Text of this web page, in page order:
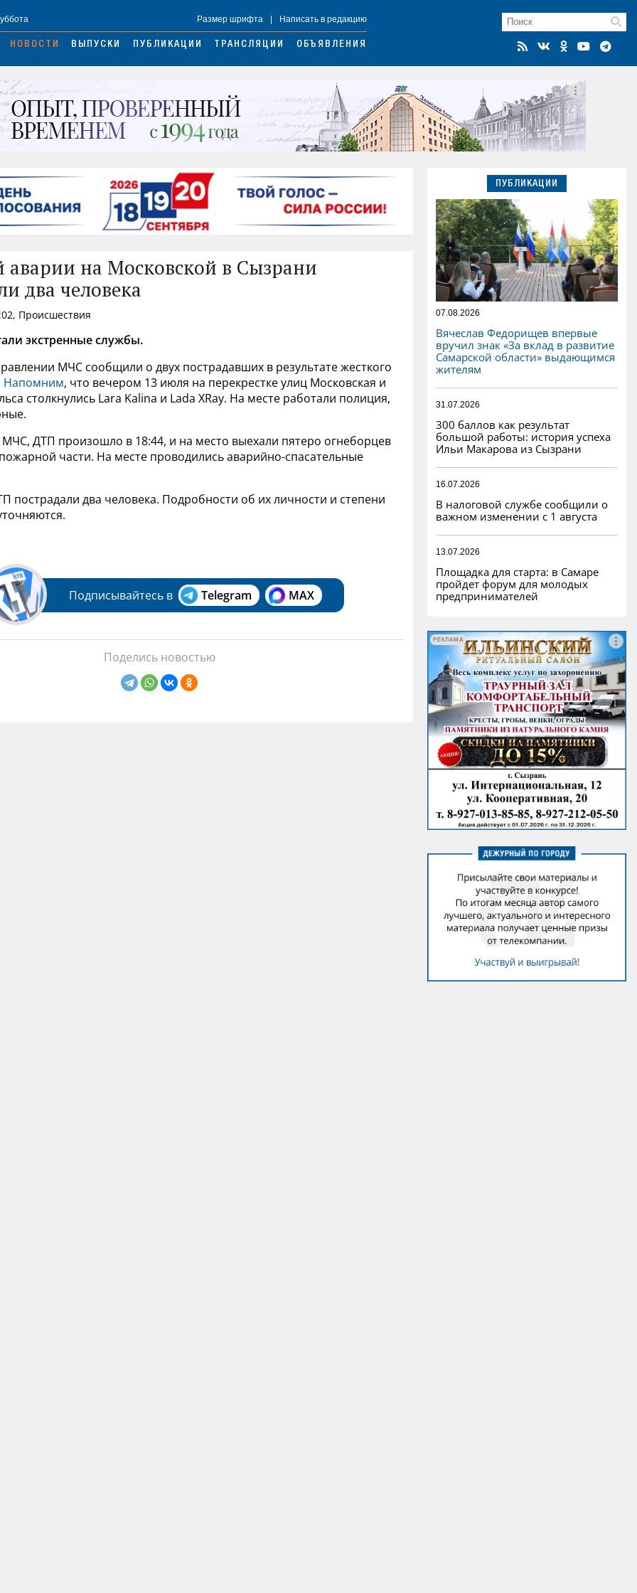
Размер шрифта Написать в редакцию
НОВОСТИ ВЫПУСКИ ПУБЛИКАЦИИ ТРАНСЛЯЦИИ ОБЪЯВЛЕНИЯ
аварии на Московской в Сызрани
два человека
Происшествия
экстренные службы.
МЧС сообщили о двух пострадавших в результате жесткого
Напомним, что вечером 13 июля на перекрестке улиц Московская и
столкнулись Lara Kalina и Lada XRay. На месте работали полиция,
МЧС, ДТП произошло в 18:44, и на место выехали пятеро огнеборцев
части. На месте проводились аварийно-спасательные
пострадали два человека. Подробности об их личности и степени
Подписывайтесь в Telegram MAX
Поделись новостью
ПУБЛИКАЦИИ
07.08.2026
Вячеслав Федорищев впервые
вручил знак «За вклад в развитие
Самарской области» выдающимся
жителям
31.07.2026
300 баллов как результат
большой работы: история успеха
Ильи Макарова из Сызрани
16.07.2026
В налоговой службе сообщили о
важном изменении с 1 августа
13.07.2026
Площадка для старта: в Самаре
пройдет форум для молодых
предпринимателей
РЕКЛАМА